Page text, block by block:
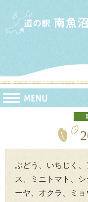
ぶどう、いちじく
ス、ミニトマト、
ーヤ、オクラ、ミ